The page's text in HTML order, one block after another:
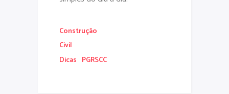
Construção
Civil
Dicas PGRSCC